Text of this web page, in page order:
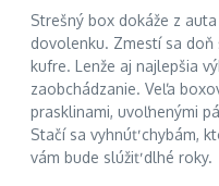
Strešný box dokáže z
dovolenku. Zmestí sa doň
kufre. Lenže aj najlepšia
zaobchádzanie. Veľa
prasklinami, uvoľnenými
Stačí sa vyhnúť chybám,
vám bude slúžiť dlhé roky.